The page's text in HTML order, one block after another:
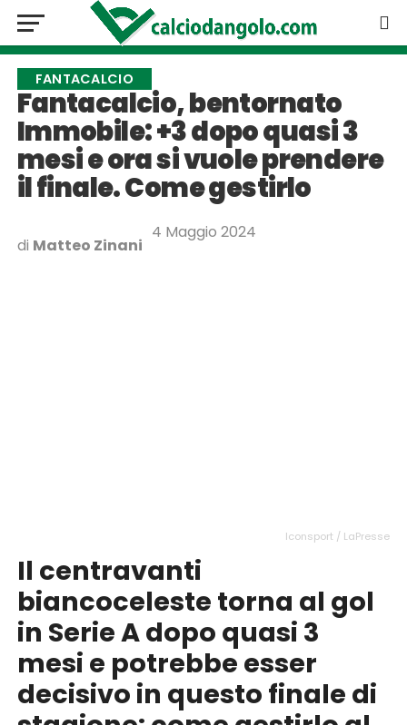
FANTACALCIO
Fantacalcio, bentornato
Immobile: +3 dopo quasi 3
mesi e ora si vuole prendere
il finale. Come gestirlo
di Matteo Zinani
4 Maggio 2024
Iconsport / LaPresse
Il centravanti
biancoceleste torna al gol
in Serie A dopo quasi 3
mesi e potrebbe esser
decisivo in questo finale di